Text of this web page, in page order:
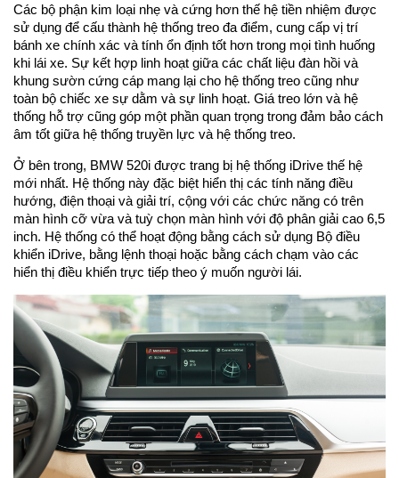
Các bộ phận kim loại nhẹ và cứng hơn thế hệ tiền nhiệm được
sử dụng để cấu thành hệ thống treo đa điểm, cung cấp vị trí
bánh xe chính xác và tính ổn định tốt hơn trong mọi tình huống
khi lái xe. Sự kết hợp linh hoạt giữa các chất liệu đàn hồi và
khung sườn cứng cáp mang lại cho hệ thống treo cũng như
toàn bộ chiếc xe sự dằm và sự linh hoạt. Giá treo lớn và hệ
thống hỗ trợ cũng góp một phần quan trọng trong đảm bảo cách
âm tốt giữa hệ thống truyền lực và hệ thống treo.
Ở bên trong, BMW 520i được trang bị hệ thống iDrive thế hệ
mới nhất. Hệ thống này đặc biệt hiển thị các tính năng điều
hướng, điện thoại và giải trí, cộng với các chức năng có trên
màn hình cỡ vừa và tuỳ chọn màn hình với độ phân giải cao 6,5
inch. Hệ thống có thể hoạt động bằng cách sử dụng Bộ điều
khiển iDrive, bằng lệnh thoại hoặc bằng cách chạm vào các
hiển thị điều khiển trực tiếp theo ý muốn người lái.